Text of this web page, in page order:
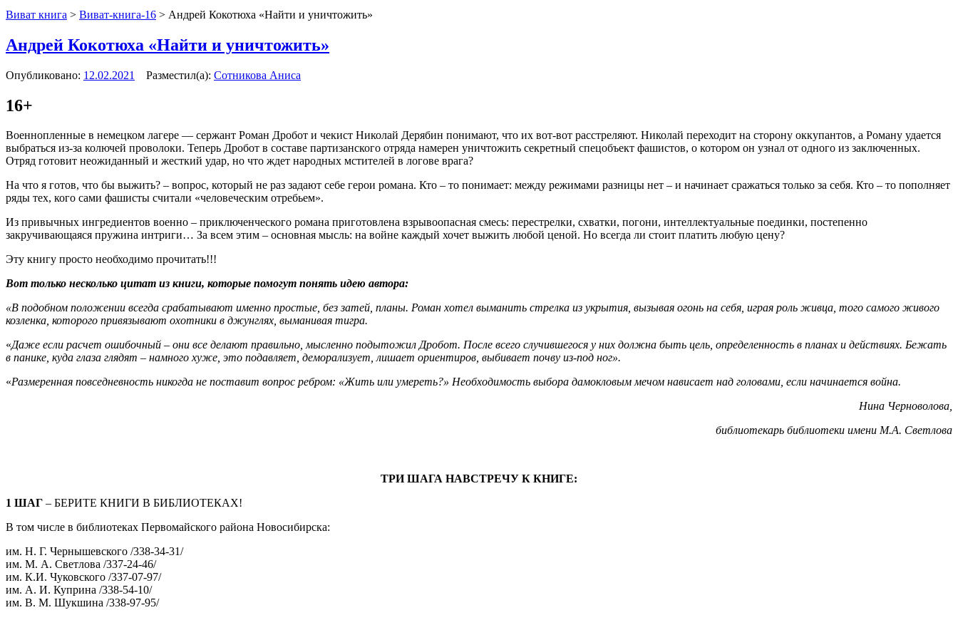
Виват книга > Виват-книга-16 > Андрей Кокотюха «Найти и уничтожить»
Андрей Кокотюха «Найти и уничтожить»
Опубликовано: 12.02.2021 Разместил(а): Сотникова Аниса
16+
Военнопленные в немецком лагере — сержант Роман Дробот и чекист Николай Дерябин понимают, что их вот-вот расстреляют. Николай переходит на сторону оккупантов, а Роману удается
выбраться из-за колючей проволоки. Теперь Дробот в составе партизанского отряда намерен уничтожить секретный спецобъект фашистов, о котором он узнал от одного из заключенных.
Отряд готовит неожиданный и жесткий удар, но что ждет народных мстителей в логове врага?
На что я готов, что бы выжить? – вопрос, который не раз задают себе герои романа. Кто – то понимает: между режимами разницы нет – и начинает сражаться только за себя. Кто – то пополняет
ряды тех, кого сами фашисты считали «человеческим отребьем».
Из привычных ингредиентов военно – приключенческого романа приготовлена взрывоопасная смесь: перестрелки, схватки, погони, интеллектуальные поединки, постепенно
закручивающаяся пружина интриги… За всем этим – основная мысль: на войне каждый хочет выжить любой ценой. Но всегда ли стоит платить любую цену?
Эту книгу просто необходимо прочитать!!!
Вот только несколько цитат из книги, которые помогут понять идею автора:
«В подобном положении всегда срабатывают именно простые, без затей, планы. Роман хотел выманить стрелка из укрытия, вызывая огонь на себя, играя роль живца, того самого живого
козленка, которого привязывают охотники в джунглях, выманивая тигра.
«Даже если расчет ошибочный – они все делают правильно, мысленно подытожил Дробот. После всего случившегося у них должна быть цель, определенность в планах и действиях. Бежать
в панике, куда глаза глядят – намного хуже, это подавляет, деморализует, лишает ориентиров, выбивает почву из-под ног».
«Размеренная повседневность никогда не поставит вопрос ребром: «Жить или умереть?» Необходимость выбора дамокловым мечом нависает над головами, если начинается война.
Нина Черноволова,
библиотекарь библиотеки имени М.А. Светлова
ТРИ ШАГА НАВСТРЕЧУ К КНИГЕ:
1 ШАГ – БЕРИТЕ КНИГИ В БИБЛИОТЕКАХ!
В том числе в библиотеках Первомайского района Новосибирска:
им. Н. Г. Чернышевского /338-34-31/
им. М. А. Светлова /337-24-46/
им. К.И. Чуковского /337-07-97/
им. А. И. Куприна /338-54-10/
им. В. М. Шукшина /338-97-95/